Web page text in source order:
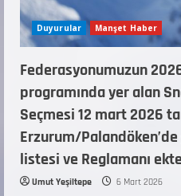
Duyurular Manşet Haber
Federasyonumuzun
programında yer alan
Seçmesi 12 mart 2026
Erzurum/Palandöken’de
listesi ve Reglamanı
Umut Yeşiltepe 6 Mart 2026